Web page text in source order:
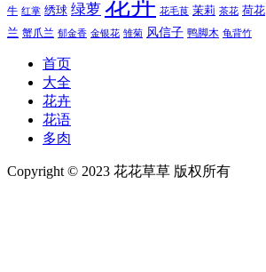
牛 红掌 绣球 绿萝 花毛茛 茉莉 茶花 荷花
兰 蟹爪兰 郁金香 金银花 雏菊 风信子 鸭脚木 龟背竹
首页
大全
花卉
花语
多肉
Copyright © 2023 花花草草 版权所有